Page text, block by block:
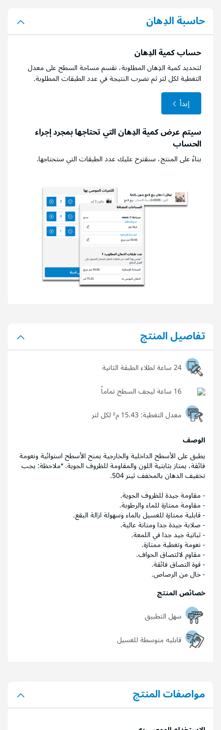
حاسبة الدِهان
حساب كمية الدِهان
لتحديد كمية الدِهان المطلوبة، نقسم مساحة السطح على معدل
التغطية لكل لتر ثم نضرب النتيجة في عدد الطبقات المطلوبة.
إبدأ
سيتم عرض كمية الدِهان التي تحتاجها بمجرد إجراء
الحساب
بناءً على المنتج، سنقترح عليك عدد الطبقات التي ستحتاجها.
تفاصيل المنتج
24 ساعة لطلاء الطبقة الثانية
16 ساعة ليجف السطح تماماً
معدل التغطية:
الوصف
يطبق على الأسطح الداخلية والخارجية يمنح الأسطح استوائية ونعومة
فائقة، يمتاز بثابتية اللون والمقاومة للظروف الجوية. *ملاحظة: يجب
تخفيف الدهان بالمخفف ثينر 504.
- مقاومة جيدة للظروف الجوية.
- مقاومة ممتازة للماء والرطوبة.
- قابلية ممتازة للغسيل بالماء وسهولة ازالة البقع.
- صلابة جيدة جدا ومتانة عالية.
- ثباتية جيد جدا في اللمعة.
- نعومة وتغطية ممتازة.
- مقاوم لالتصاق الحواف.
- قوة التصاق فائقة.
- خال من الرصاص.
خصائص المنتج
سهل التطبيق
قابليه متوسطة للغسيل
مواصفات المنتج